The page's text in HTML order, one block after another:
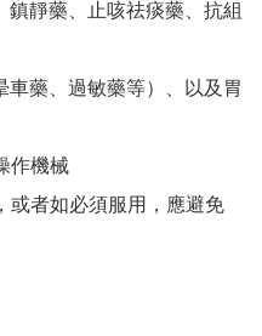
靜藥、止咳祛痰藥、抗組
車藥、過敏藥等）、以及胃
作機械
或者如必須服用，應避免